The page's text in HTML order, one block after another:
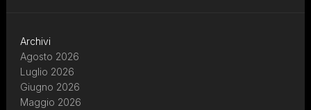
Archivi
Agosto 2026
Luglio 2026
Giugno 2026
Maggio 2026